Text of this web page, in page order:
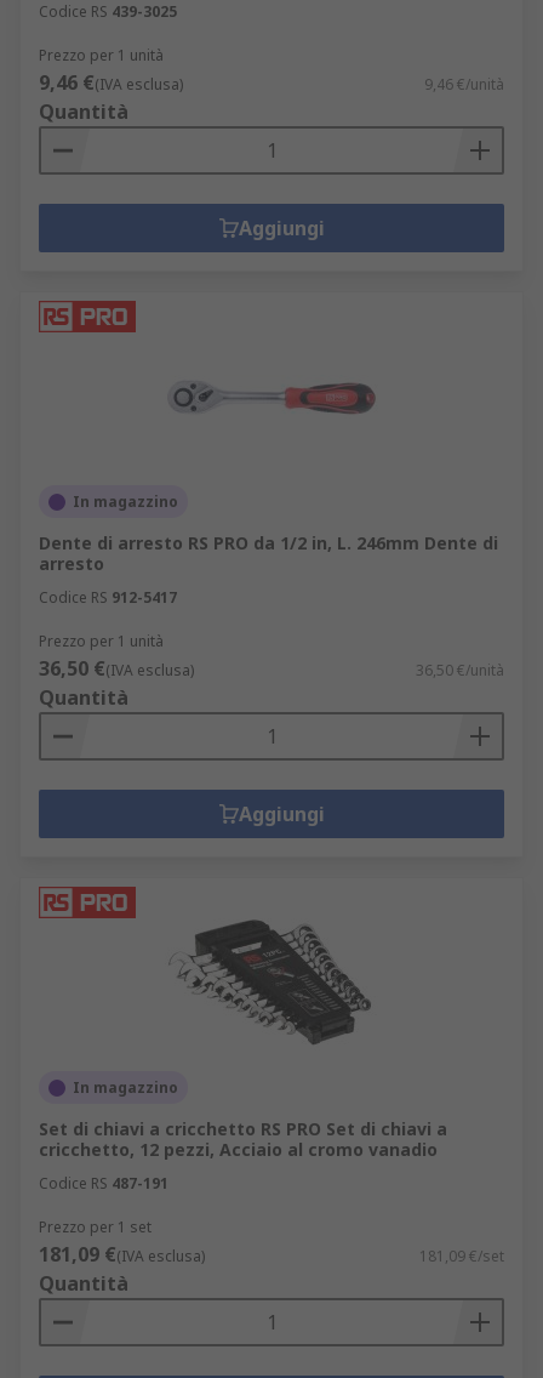
Codice RS 439-3025
Prezzo per 1 unità
9,46 €(IVA esclusa) 9,46 €/unità
Quantità
Aggiungi
In magazzino
Dente di arresto RS PRO da 1/2 in, L. 246mm Dente di
arresto
Codice RS 912-5417
Prezzo per 1 unità
36,50 €(IVA esclusa) 36,50 €/unità
Quantità
Aggiungi
In magazzino
Set di chiavi a cricchetto RS PRO Set di chiavi a
cricchetto, 12 pezzi, Acciaio al cromo vanadio
Codice RS 487-191
Prezzo per 1 set
181,09 €(IVA esclusa) 181,09 €/set
Quantità